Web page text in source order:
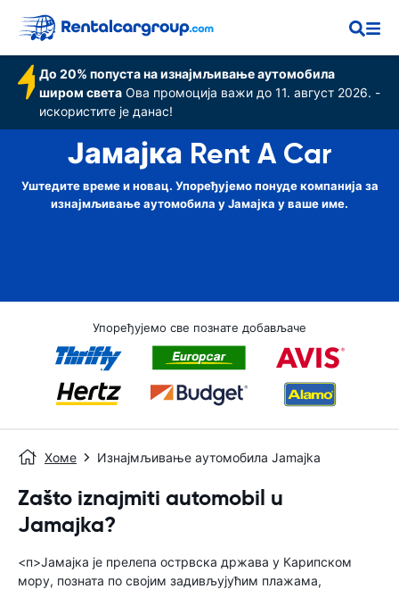
До 20% попуста на изнајмљивање аутомобила
широм света Ова промоција важи до 11. август 2026. -
искористите је данас!
Јамајка Rent A Car
Уштедите време и новац. Упоређујемо понуде компанија за
изнајмљивање аутомобила у Јамајка у ваше име.
Упоређујемо све познате добављаче
Хоме Изнајмљивање аутомобила Jamajka
Zašto iznajmiti automobil u
Jamajka?
<п>Јамајка је прелепа острвска држава у Карипском
мору, позната по својим задивљујућим плажама,